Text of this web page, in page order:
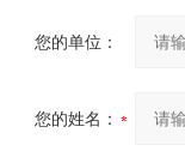
您的单位：
您的姓名：